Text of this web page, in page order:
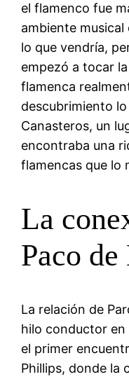
el flamenco fue
ambiente
lo que vendría,
empezó a tocar
flamenca
descubrimiento
Canasteros, un
encontraba una
flamencas que lo
La
Paco
La relación de
hilo conductor en
el primer
Phillips, donde la